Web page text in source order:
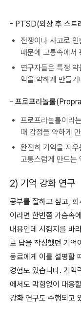
- PTSD(외상 후 스트
전쟁이나 사고로
때문에 고통속에서
연구자들은 특정
억을 약하게 만들
- 프로프라놀롤
프로프라놀롤이라
때 감정을 약하게
완전히 기억을 지
고통스럽게 만드는
2) 기억 강화 연구
공부를 잘하고 싶고,
이라면 한번쯤 가슴속
내용인데 시험지를 바
로 답을 작성했던 기억
동료에게 이를 설명할
경험도 있습니다. 기억
에서도 막힘없이 대응
강화 연구도 수행되고